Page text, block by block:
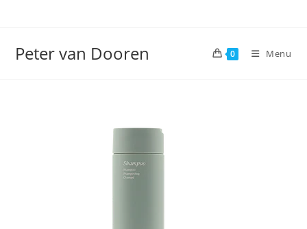
Peter van Dooren 0 Menu